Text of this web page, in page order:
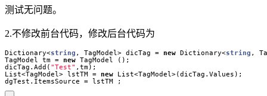
测试无问题。
2.不修改前台代码，修改后台代码为
Dictionary<string , TagModel > dicTag = new Dictionary<string ,
TagModel
tm = new TagModel
();
dicTag . Add ( "Test" , tm);
List<TagModel > lstTM = new List<TagModel >(dicTag . Values );
dgTest . ItemsSource = lstTM ;